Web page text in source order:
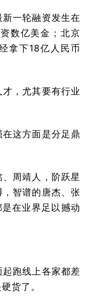
一轮融资发生在
数亿美金； 北京
拿下18亿人民币
，尤其要有行业
这方面是分足鼎
周靖人，阶跃星
智谱的唐杰、张
在业界足以撼动
跑线上各家都差
货了。